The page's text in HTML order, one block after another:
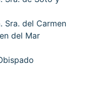
Sra. del Carmen
del Mar